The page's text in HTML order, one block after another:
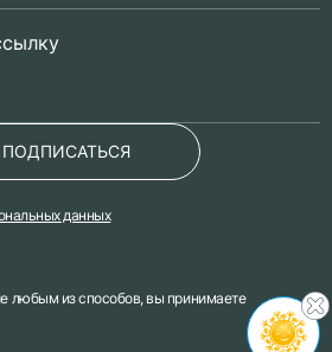
любым из способов, вы принимаете
ПОДПИСАТЬСЯ
данных